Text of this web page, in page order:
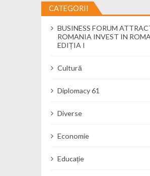
Cseke
Încă o
CATEGORII
BUSINESS FORUM
ROMANIA INVEST IN
EDIȚIA I
Cultură
Diplomacy 61
Diverse
Economie
Educație